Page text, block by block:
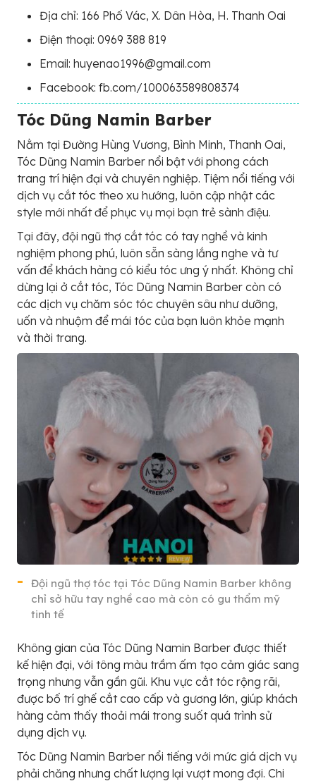
Địa chỉ: 166 Phố Vác, X. Dân Hòa, H. Thanh Oai
Điện thoại: 0969 388 819
Email: huyenao1996@gmail.com
Facebook: fb.com/100063589808374
Tóc Dũng Namin Barber
Nằm tại Đường Hùng Vương, Bình Minh, Thanh Oai,
Tóc Dũng Namin Barber nổi bật với phong cách
trang trí hiện đại và chuyên nghiệp. Tiệm nổi tiếng với
dịch vụ cắt tóc theo xu hướng, luôn cập nhật các
style mới nhất để phục vụ mọi bạn trẻ sành điệu.
Tại đây, đội ngũ thợ cắt tóc có tay nghề và kinh
nghiệm phong phú, luôn sẵn sàng lắng nghe và tư
vấn để khách hàng có kiểu tóc ưng ý nhất. Không chỉ
dừng lại ở cắt tóc, Tóc Dũng Namin Barber còn có
các dịch vụ chăm sóc tóc chuyên sâu như dưỡng,
uốn và nhuộm để mái tóc của bạn luôn khỏe mạnh
và thời trang.
Đội ngũ thợ tóc tại Tóc Dũng Namin Barber không
chỉ sở hữu tay nghề cao mà còn có gu thẩm mỹ
tinh tế
Không gian của Tóc Dũng Namin Barber được thiết
kế hiện đại, với tông màu trầm ấm tạo cảm giác sang
trọng nhưng vẫn gần gũi. Khu vực cắt tóc rộng rãi,
được bố trí ghế cắt cao cấp và gương lớn, giúp khách
hàng cảm thấy thoải mái trong suốt quá trình sử
dụng dịch vụ.
Tóc Dũng Namin Barber nổi tiếng với mức giá dịch vụ
phải chăng nhưng chất lượng lại vượt mong đợi. Chi